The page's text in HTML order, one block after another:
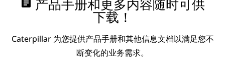
assignment 产品手册和更多内容随时可供
下载！
Caterpillar 为您提供产品手册和其他信息文档以满足您不
断变化的业务需求。